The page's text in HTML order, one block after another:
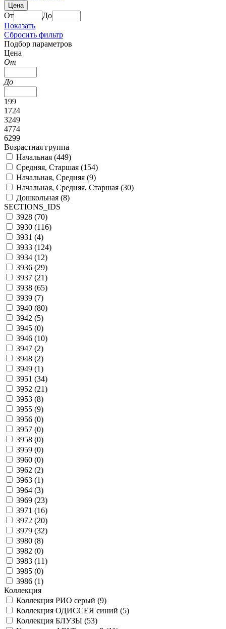
Цена
От
До
Показать
Сбросить фильтр
Подбор параметров
Цена
От
До
199
1724
3249
4774
6299
Возрастная группа
Начальная (449)
Средняя, Старшая (154)
Начальная, Средняя (9)
Начальная, Средняя, Старшая (30)
Дошкольная (8)
SECTIONS_IDS
3928 (70)
3930 (116)
3931 (4)
3933 (124)
3934 (12)
3936 (29)
3937 (21)
3938 (65)
3939 (7)
3940 (80)
3942 (5)
3945 (0)
3946 (10)
3947 (2)
3948 (2)
3949 (1)
3951 (34)
3952 (21)
3953 (8)
3955 (9)
3956 (0)
3957 (0)
3958 (0)
3959 (0)
3960 (0)
3962 (2)
3963 (1)
3964 (3)
3969 (23)
3971 (16)
3972 (20)
3979 (32)
3980 (8)
3982 (0)
3983 (11)
3985 (0)
3986 (1)
Коллекция
Коллекция РИО серый (9)
Коллекция ОДИССЕЯ синий (5)
Коллекция БЛУЗЫ (53)